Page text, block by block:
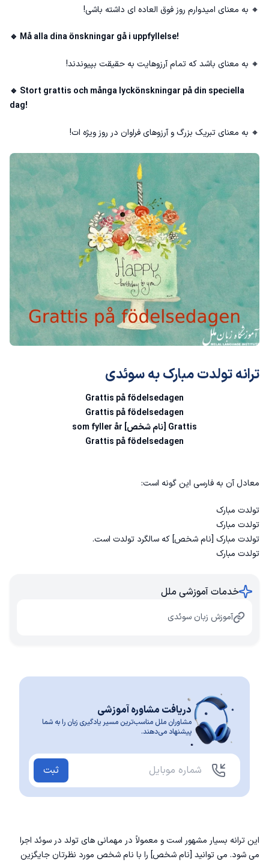
🔸 به معنای امیدوارم روز فوق العاده ای داشته باشی!
🔹 Må alla dina önskningar gå i uppfyllelse!
🔸 به معنای باشد که تمام آرزوهایت به حقیقت بپیوندند!
🔹 Stort grattis och många lyckönskningar på din speciella
dag!
🔸 به معنای تبریک بزرگ و آرزوهای فراوان در روز ویژه ات!
ترانه تولدت مبارک به سوئدی
Grattis på födelsedagen
Grattis på födelsedagen
Grattis [نام شخص] som fyller år
Grattis på födelsedagen
معادل آن به فارسی این گونه است:
تولدت مبارک
تولدت مبارک
تولدت مبارک [نام شخص] که سالگرد تولدت است.
تولدت مبارک
خدمات آموزشی ملل
آموزش زبان سوئدی
دریافت مشاوره آموزشی
مشاوران ملل مناسب‌ترین مسیر یادگیری زبان را به شما
پیشنهاد می‌دهند.
ثبت
این ترانه بسیار مشهور است و معمولاً در مهمانی های تولد در سوئد اجرا
می شود. می توانید [نام شخص] را با نام شخص مورد نظرتان جایگزین